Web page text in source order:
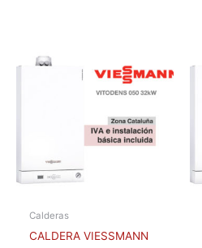
Calderas
CALDERA VIESSMANN